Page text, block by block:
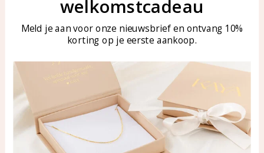
Veelgestelde vragen
Sieraden onderhouden
Bellen of WhatsApp Ma-Vr
tussen 09:00-17:00
Tel: 0850003187
WhatsApp: 0850003187
klantenservice@kayasierade
Producten
Alle producten
KAYA Sieraden
Over ons
welkomstcadeau
Meld je aan voor onze nieuwsbrief en ontvang 10%
korting op je eerste aankoop.